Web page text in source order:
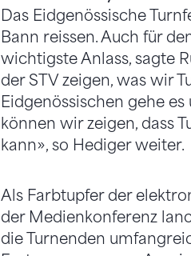
Das Eidgenössische
Bann reissen. Auch für
wichtigste Anlass, sagte
der STV zeigen, was wir
Eidgenössischen gehe
können wir zeigen, dass
kann», so Hediger weiter.
Als Farbtupfer der
der Medienkonferenz
die Turnenden